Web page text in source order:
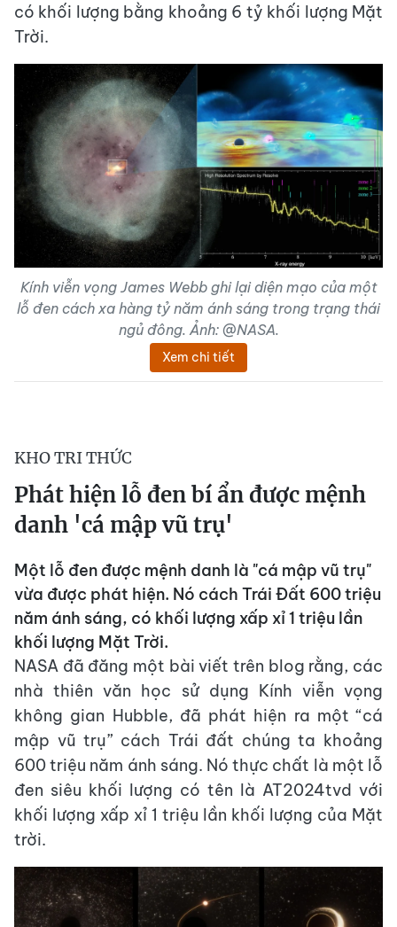
có khối lượng bằng khoảng 6 tỷ khối lượng Mặt
Trời.
Kính viễn vọng James Webb ghi lại diện mạo của một
lỗ đen cách xa hàng tỷ năm ánh sáng trong trạng thái
ngủ đông. Ảnh: @NASA.
Xem chi tiết
KHO TRI THỨC
Phát hiện lỗ đen bí ẩn được mệnh
danh 'cá mập vũ trụ'
Một lỗ đen được mệnh danh là "cá mập vũ trụ"
vừa được phát hiện. Nó cách Trái Đất 600 triệu
năm ánh sáng, có khối lượng xấp xỉ 1 triệu lần
khối lượng Mặt Trời.
NASA đã đăng một bài viết trên blog rằng, các
nhà thiên văn học sử dụng Kính viễn vọng
không gian Hubble, đã phát hiện ra một “cá
mập vũ trụ” cách Trái đất chúng ta khoảng
600 triệu năm ánh sáng. Nó thực chất là một lỗ
đen siêu khối lượng có tên là AT2024tvd với
khối lượng xấp xỉ 1 triệu lần khối lượng của Mặt
trời.